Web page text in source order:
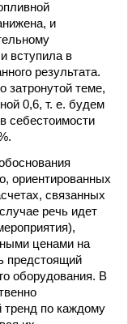
и
вступила в
результата.
затронутой теме,
0,6, т. е. будем
себестоимости
ориентированных
связанных
речь идет
ценами на
предстоящий
оборудования. В
тренд по каждому